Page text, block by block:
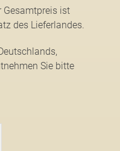
Gesamtpreis ist
des Lieferlandes.
Sie bitte